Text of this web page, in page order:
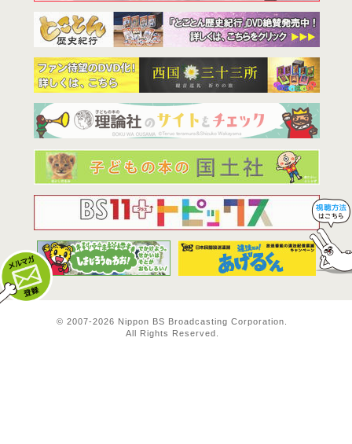
© 2007-2026 Nippon BS Broadcasting Corporation.
All Rights Reserved.